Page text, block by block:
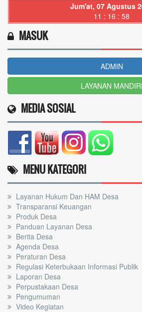
Jum'at, 07 Agustus
11 : 17 : 00
MASUK
ADMIN
LAYANAN MANDIRI
MEDIA SOSIAL
MENU KATEGORI
Layanan Hukum Dan HAM Desa
Transparansi Keuangan
Produk Desa
Panduan Layanan Desa
Berita Desa
Agenda Desa
Peraturan Desa
Regulasi Keterbukaan Informasi Publik
Laporan Desa
Perpustakaan Desa
Pengumuman
Video Kegiatan